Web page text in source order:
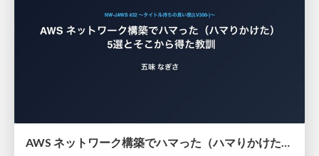
AWS ネットワーク構築でハマった（ハマりかけた） 5選とそこから得た教訓